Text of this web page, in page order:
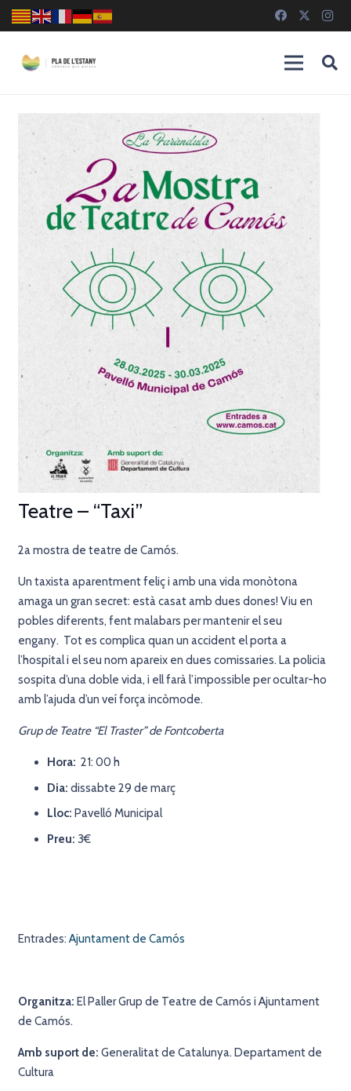
Teatre – “Taxi”
2a mostra de teatre de Camós.
Un taxista aparentment feliç i amb una vida monòtona
amaga un gran secret: està casat amb dues dones! Viu en
pobles diferents, fent malabars per mantenir el seu
engany. Tot es complica quan un accident el porta a
l’hospital i el seu nom apareix en dues comissaries. La policia
sospita d’una doble vida, i ell farà l’impossible per ocultar-ho
amb l’ajuda d’un veí força incòmode.
Grup de Teatre “El Traster” de Fontcoberta
Hora: 21: 00 h
Dia: dissabte 29 de març
Lloc: Pavelló Municipal
Preu: 3€
Entrades: Ajuntament de Camós
Organitza: El Paller Grup de Teatre de Camós i Ajuntament
de Camós.
Amb suport de: Generalitat de Catalunya. Departament de
Cultura